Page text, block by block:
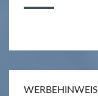
WERBEHINWEIS